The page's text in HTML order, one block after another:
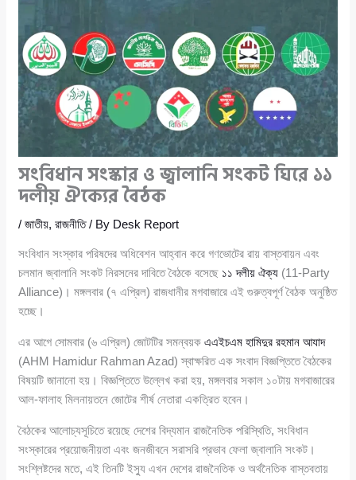
সংবিধান সংস্কার ও জ্বালানি সংকট ঘিরে ১১
দলীয় ঐক্যের বৈঠক
/জাতীয়,রাজনীতি/ By Desk Report
সংবিধান সংস্কার পরিষদের অধিবেশন আহ্বান করে গণভোটের রায় বাস্তবায়ন এবং
চলমান জ্বালানি সংকট নিরসনের দাবিতে বৈঠকে বসেছে ১১ দলীয় ঐক্য (11-Party
Alliance)। মঙ্গলবার (৭ এপ্রিল) রাজধানীর মগবাজারে এই গুরুত্বপূর্ণ বৈঠক অনুষ্ঠিত
হচ্ছে।
এর আগে সোমবার (৬ এপ্রিল) জোটটির সমন্বয়কএএইচএম হামিদুর রহমান আযাদ
(AHM Hamidur Rahman Azad) স্বাক্ষরিত এক সংবাদ বিজ্ঞপ্তিতে বৈঠকের
বিষয়টি জানানো হয়। বিজ্ঞপ্তিতে উল্লেখ করা হয়, মঙ্গলবার সকাল ১০টায় মগবাজারের
আল-ফালাহ মিলনায়তনে জোটের শীর্ষ নেতারা একত্রিত হবেন।
বৈঠকের আলোচ্যসূচিতে রয়েছে দেশের বিদ্যমান রাজনৈতিক পরিস্থিতি, সংবিধান
সংস্কারের প্রয়োজনীয়তা এবং জনজীবনে সরাসরি প্রভাব ফেলা জ্বালানি সংকট।
সংশ্লিষ্টদের মতে, এই তিনটি ইস্যু এখন দেশের রাজনৈতিক ও অর্থনৈতিক বাস্তবতায়